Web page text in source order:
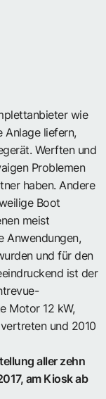
wie
Anlage liefern,
Werften und
Problemen
haben. Andere
Boot
meist
Anwendungen,
und für den
ist der
Motor 12 kW,
und 2010
aller zehn
am Kiosk ab